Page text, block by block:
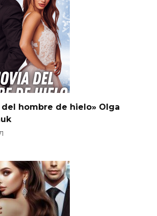
del hombre de hielo» Olga